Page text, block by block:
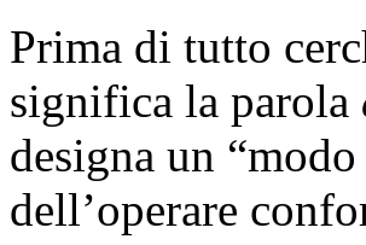
Prima di tutto
significa la parola
designa un
dell’operare